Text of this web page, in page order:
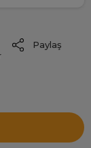
Paylaş